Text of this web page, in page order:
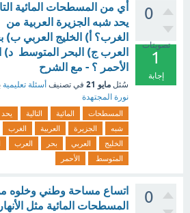
0
تصويتات
1
إجابة
أي من المسطحات المائية
يحد شبه الجزيرة العربية من
الغرب؟ أ) الخليج العربي ب)
العرب ج) البحر المتوسط د)
الأحمر ؟ - مع الشرح
سُئل مايو 21 في تصنيف أسئلة تعليمية
نورة المجتهدة
المسطحات المائية التالية
يحد
شبه
الجزيرة العربية
الغرب
الخليج
العربي بحر العرب
المتوسط
الأحمر
0
اتساع مساحة وطني وخلوه
المسطحات المائية مثل الأنهار